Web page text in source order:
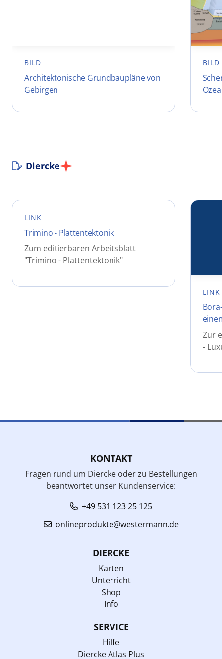
BILD
Architektonische Grundbaupläne von
Gebirgen
BILD
Diercke
LINK
Trimino - Plattentektonik
Zum editierbaren Arbeitsblatt
"Trimino - Plattentektonik"
LINK
Zur
-
KONTAKT
Fragen rund um Diercke oder zu Bestellungen
beantwortet unser Kundenservice:
+49 531 123 25 125
onlineprodukte@westermann.de
DIERCKE
Karten
Unterricht
Shop
Info
SERVICE
Hilfe
Diercke Atlas Plus